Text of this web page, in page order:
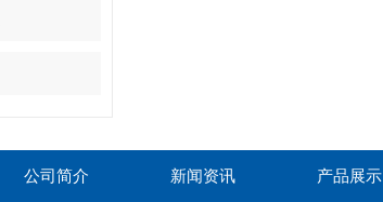
公司简介 新闻资讯 产品展示